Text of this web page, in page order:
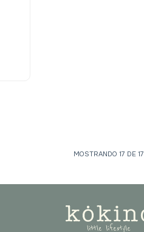
MOSTRANDO 17 DE 17